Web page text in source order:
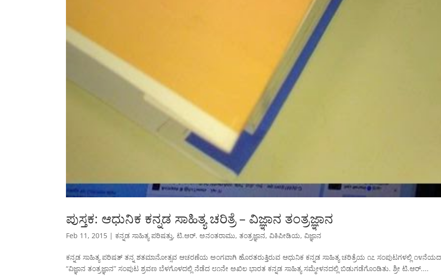
ಪುಸ್ತಕ: ಆಧುನಿಕ ಕನ್ನಡ ಸಾಹಿತ್ಯ ಚರಿತ್ರೆ – ವಿಜ್ಞಾನ ತಂತ್ರಜ್ಞಾನ
Feb 11, 2015 | ಕನ್ನಡ ಸಾಹಿತ್ಯ ಪರಿಷತ್ತು,ಟಿ.ಆರ್. ಅನಂತರಾಮು,ತಂತ್ರಜ್ಞಾನ,ವಿಕಿಪೀಡಿಯ,ವಿಜ್ಞಾನ
ಕನ್ನಡ ಸಾಹಿತ್ಯ ಪರಿಷತ್ ತನ್ನ ಶತಮಾನೋತ್ಸವ ಆಚರಣೆಯ ಅಂಗವಾಗಿ ಹೊರತರುತ್ತಿರುವ ಆಧುನಿಕ ಕನ್ನಡ ಸಾಹಿತ್ಯ ಚರಿತ್ರೆಯ ೧೭ ಸಂಪುಟಗಳಲ್ಲಿ
“ವಿಜ್ಞಾನ ತಂತ್ರಜ್ಞಾನ” ಸಂಪುಟ ಶ್ರವಣ ಬೆಳಗೊಳದಲ್ಲಿ ನೆಡೆದ ೮೧ನೇ ಅಖಿಲ ಭಾರತ ಕನ್ನಡ ಸಾಹಿತ್ಯ ಸಮ್ಮೇಳನದಲ್ಲಿ ಬಿಡುಗಡೆಗೊಂಡಿತು. ಶ್ರೀ ಟಿ.ಆರ್....